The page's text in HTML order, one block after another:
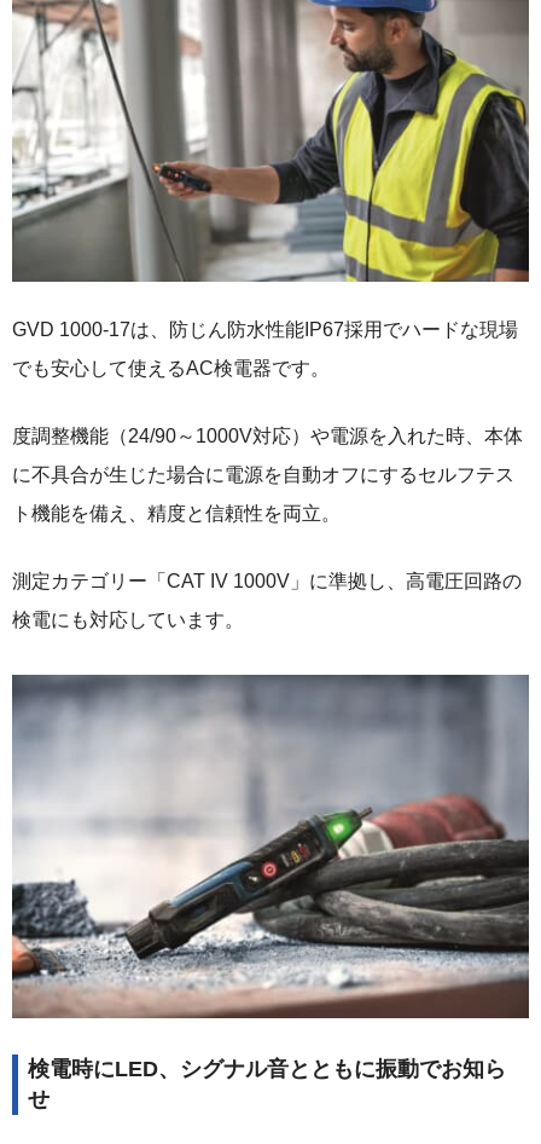
GVD 1000-17は、防じん防水性能IP67採用でハードな現場
でも安心して使えるAC検電器です。
度調整機能（24/90～1000V対応）や電源を入れた時、本体
に不具合が生じた場合に電源を自動オフにするセルフテス
ト機能を備え、精度と信頼性を両立。
測定カテゴリー「CAT IV 1000V」に準拠し、高電圧回路の
検電にも対応しています。
検電時にLED、シグナル音とともに振動でお知ら
せ